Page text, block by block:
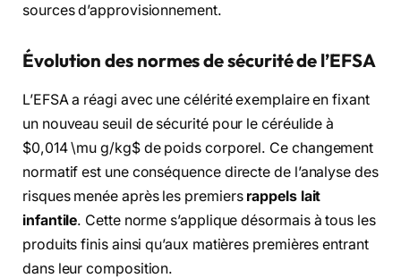
sources d’approvisionnement.
Évolution des normes de sécurité de l’EFSA
L’EFSA a réagi avec une célérité exemplaire en fixant
un nouveau seuil de sécurité pour le céréulide à
$0,014 \mu g/kg$de poids corporel. Ce changement
normatif est une conséquence directe de l’analyse des
risques menée après les premiers rappels lait
infantile. Cette norme s’applique désormais à tous les
produits finis ainsi qu’aux matières premières entrant
dans leur composition.